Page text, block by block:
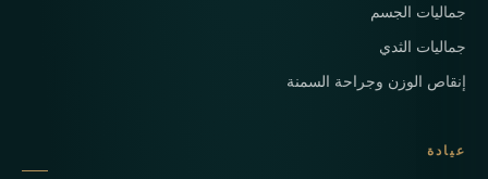
جماليات الجسم
جماليات الثدي
إنقاص الوزن وجراحة السمنة
عيادة